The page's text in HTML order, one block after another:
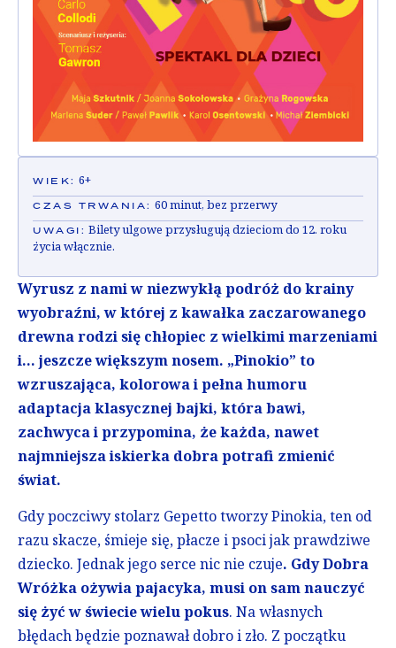
WIEK: 6+
CZAS TRWANIA: 60 minut, bez przerwy
UWAGI: Bilety ulgowe przysługują dzieciom do 12. roku
życia włącznie.
Wyrusz z nami w niezwykłą podróż do krainy
wyobraźni, w której z kawałka zaczarowanego
drewna rodzi się chłopiec z wielkimi marzeniami
i… jeszcze większym nosem. „Pinokio” to
wzruszająca, kolorowa i pełna humoru
adaptacja klasycznej bajki, która bawi,
zachwyca i przypomina, że każda, nawet
najmniejsza iskierka dobra potrafi zmienić
świat.
Gdy poczciwy stolarz Gepetto tworzy Pinokia, ten od
razu skacze, śmieje się, płacze i psoci jak prawdziwe
dziecko. Jednak jego serce nic nie czuje. Gdy Dobra
Wróżka ożywia pajacyka, musi on sam nauczyć
się żyć w świecie wielu pokus. Na własnych
błędach będzie poznawał dobro i zło. Z początku